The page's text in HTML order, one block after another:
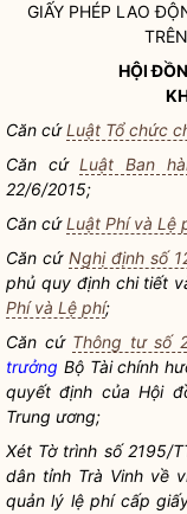
GIẤY PHÉP LAO
HỘI
Căn cứLuật Tổ chức
Căn cứLuật Ban
22/6/2015;
Căn cứLuật Phí và Lệ
Căn cứ Nghị định số
phủ quy định chi tiết
Phí và Lệ phí;
Căn cứ Thông tư số
trưởng Bộ Tài chính
quyết định của Hội
Trung ương;
Xét Tờ trình số 2195/
dân tỉnh Trà Vinh về
quản lý lệ phícấp